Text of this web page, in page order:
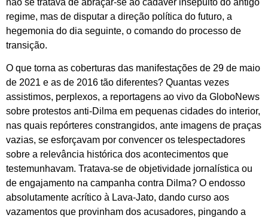
regime, mas de disputar a direção política do futuro, a
hegemonia do dia seguinte, o comando do processo de
transição.
O que torna as coberturas das manifestações de 29 de maio
de 2021 e as de 2016 tão diferentes? Quantas vezes
assistimos, perplexos, a reportagens ao vivo da GloboNews
sobre protestos anti-Dilma em pequenas cidades do interior,
nas quais repórteres constrangidos, ante imagens de praças
vazias, se esforçavam por convencer os telespectadores
sobre a relevância histórica dos acontecimentos que
testemunhavam. Tratava-se de objetividade jornalística ou
de engajamento na campanha contra Dilma? O endosso
absolutamente acrítico à Lava-Jato, dando curso aos
vazamentos que provinham dos acusadores, pingando a